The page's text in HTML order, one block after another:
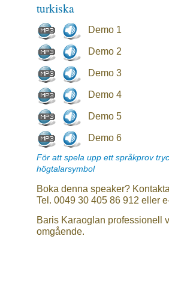
turkiska
Demo 1
Demo 2
Demo 3
Demo 4
Demo 5
Demo 6
För att spela upp ett språkprov
högtalarsymbol
Boka denna speaker?
Tel. 0049 30 405 86 912 eller
Baris Karaoglan professionell
omgående.